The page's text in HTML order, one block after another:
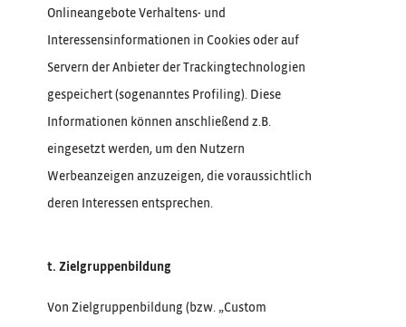
Onlineangebote Verhaltens- und
Interessensinformationen in Cookies oder auf
Servern der Anbieter der Trackingtechnologien
gespeichert (sogenanntes Profiling). Diese
Informationen können anschließend z.B.
eingesetzt werden, um den Nutzern
Werbeanzeigen anzuzeigen, die voraussichtlich
deren Interessen entsprechen.
t. Zielgruppenbildung
Von Zielgruppenbildung (bzw. „Custom